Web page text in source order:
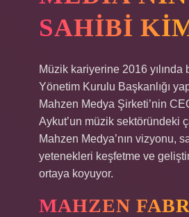
SAHIBI
Müzik kariyerine 2016 yılında
Yönetim Kurulu Başkanlığı
Mahzen Medya Şirketi’nin
Aykut’un müzik sektöründeki
Mahzen Medya’nın vizyonu,
yetenekleri keşfetme ve
ortaya koyuyor.
MAHZEN